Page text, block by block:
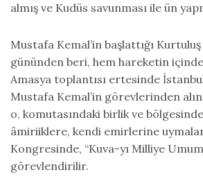
almış ve Kudüs savunması ile ün
Mustafa Kemal’in başlattığı Kurtuluş
gününden beri, hem hareketin
Amasya toplantısı ertesinde
Mustafa Kemal’in görevlerinden
o, komutasındaki birlik ve
âmiriiklere, kendi emirlerine
Kongresinde, “Kuva-yı Milliye
görevlendirilir.